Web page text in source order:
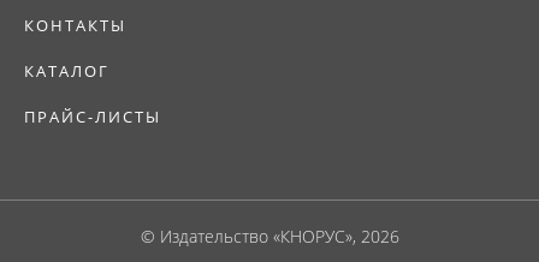
КОНТАКТЫ
КАТАЛОГ
ПРАЙС-ЛИСТЫ
© Издательство «КНОРУС», 2026